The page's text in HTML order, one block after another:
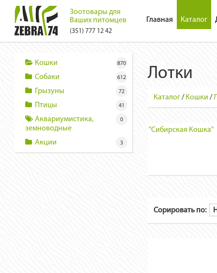
Зоотовары для
Ваших питомцев
(351) 777 12 42
Главная Каталог
Кошки 870
Собаки 612
Грызуны 72
Птицы 41
Аквариумистика,
земноводные
0
Акции 3
Лотки
Каталог/ Кошки /
"Сибирская Кошка"
Сорировать по: